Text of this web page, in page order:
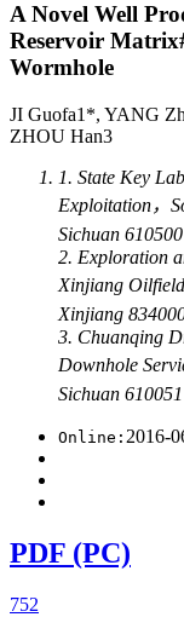
A Novel Well
Reservoir
Wormhole
JI Guofa1*, YANG
ZHOU Han3
1. State Key
Exploitation，
Sichuan
2. Exploration
Xinjiang
Xinjiang
3. Chuanqing
Downhole
Sichuan
Online: 2016-
PDF (PC)
752